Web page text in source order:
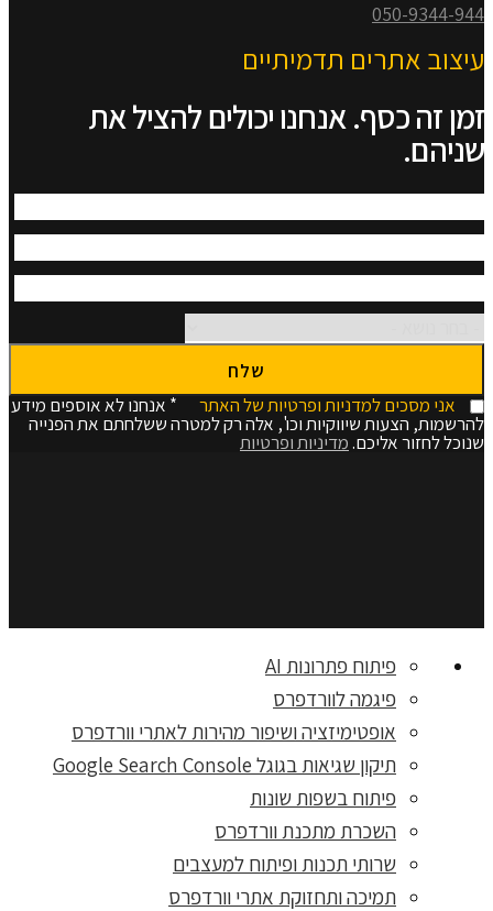
050-9344-944
עיצוב אתרים תדמיתיים
זמן זה כסף. אנחנו יכולים להציל את
שניהם.
אני מסכים למדניות ופרטיות של האתר * אנחנו לא אוספים מידע
להרשמות, הצעות שיווקיות וכו', אלה רק למטרה ששלחתם את הפנייה
שנוכל לחזור אליכם.מדיניות ופרטיות
פיתוח פתרונות AI
פיגמה לוורדפרס
אופטימיזציה ושיפור מהירות לאתרי וורדפרס
תיקון שגיאות בגוגל Google Search Console
פיתוח בשפות שונות
השכרת מתכנת וורדפרס
שרותי תכנות ופיתוח למעצבים
תמיכה ותחזוקת אתרי וורדפרס